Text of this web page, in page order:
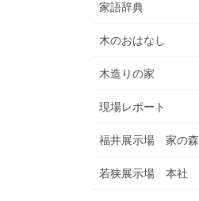
家語辞典
木のおはなし
木造りの家
現場レポート
福井展示場 家の森
若狭展示場 本社